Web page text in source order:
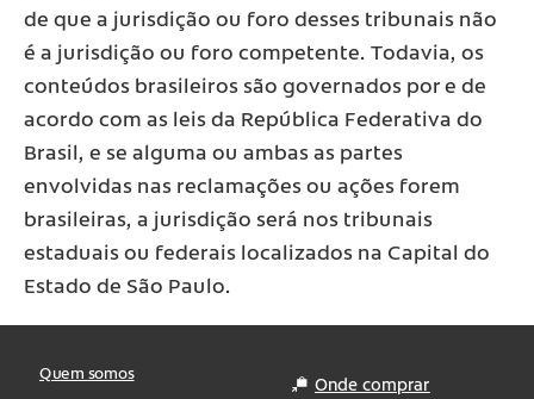
de que a jurisdição ou foro desses tribunais não
é a jurisdição ou foro competente. Todavia, os
conteúdos brasileiros são governados por e de
acordo com as leis da República Federativa do
Brasil, e se alguma ou ambas as partes
envolvidas nas reclamações ou ações forem
brasileiras, a jurisdição será nos tribunais
estaduais ou federais localizados na Capital do
Estado de São Paulo.
Quem somos
Onde comprar